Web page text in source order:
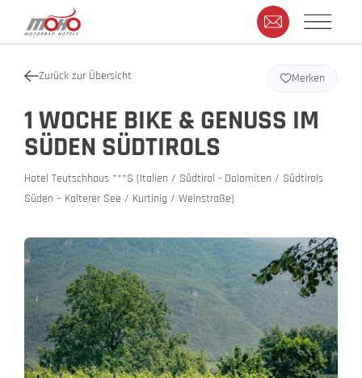
Zurück zur Übersicht
1 WOCHE BIKE & GENUSS IM
SÜDEN SÜDTIROLS
Hotel Teutschhaus ***S (Italien / Südtirol - Dolomiten / Südtirols
Süden – Kalterer See / Kurtinig / Weinstraße)
Merken